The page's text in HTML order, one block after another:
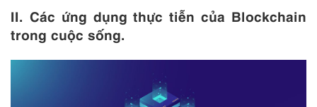
II. Các ứng dụng thực tiễn của Blockchain
trong cuộc sống.